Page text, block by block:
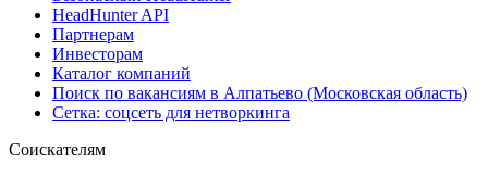
HeadHunter API
Партнерам
Инвесторам
Каталог компаний
Поиск по вакансиям в Алпатьево (Московская область)
Сетка: соцсеть для нетворкинга
Соискателям